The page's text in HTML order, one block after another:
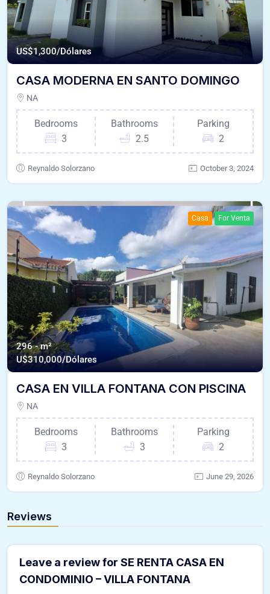
US$1,300/Dólares
CASA MODERNA EN SANTO DOMINGO
NA
Bedrooms
3
Bathrooms
2.5
Parking
2
Reynaldo Solorzano October 3, 2024
Casa For Venta
296 - m²
U$310,000/Dólares
CASA EN VILLA FONTANA CON PISCINA
NA
Bedrooms
3
Bathrooms
3
Parking
2
Reynaldo Solorzano June 29, 2026
Reviews
Leave a review for SE RENTA CASA EN
CONDOMINIO – VILLA FONTANA